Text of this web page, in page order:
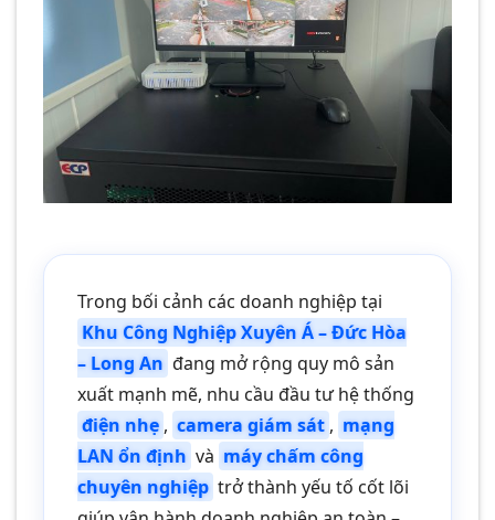
Trong bối cảnh các doanh nghiệp tại
Khu Công Nghiệp Xuyên Á – Đức Hòa
– Long An đang mở rộng quy mô sản
xuất mạnh mẽ, nhu cầu đầu tư hệ thống
điện nhẹ , camera giám sát , mạng
LAN ổn định và máy chấm công
chuyên nghiệp trở thành yếu tố cốt lõi